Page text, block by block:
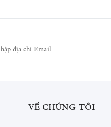
VỀ CHÚNG TÔI